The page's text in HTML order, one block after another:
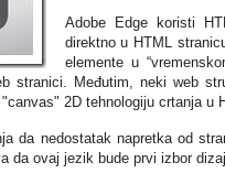
Adobe Edge koristi
direktno u HTML
elemente u
stranici. Međutim, neki web
2D tehnologiju crtanja u
da nedostatak napretka od
da ovaj jezik bude prvi izbor